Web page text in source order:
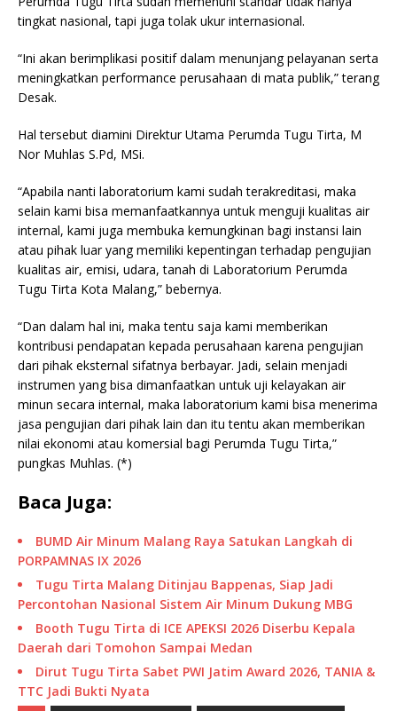
tingkat nasional, tapi juga tolak ukur internasional.
“Ini akan berimplikasi positif dalam menunjang pelayanan serta
meningkatkan performance perusahaan di mata publik,” terang
Desak.
Hal tersebut diamini Direktur Utama Perumda Tugu Tirta, M
Nor Muhlas S.Pd, MSi.
“Apabila nanti laboratorium kami sudah terakreditasi, maka
selain kami bisa memanfaatkannya untuk menguji kualitas air
internal, kami juga membuka kemungkinan bagi instansi lain
atau pihak luar yang memiliki kepentingan terhadap pengujian
kualitas air, emisi, udara, tanah di Laboratorium Perumda
Tugu Tirta Kota Malang,” bebernya.
“Dan dalam hal ini, maka tentu saja kami memberikan
kontribusi pendapatan kepada perusahaan karena pengujian
dari pihak eksternal sifatnya berbayar. Jadi, selain menjadi
instrumen yang bisa dimanfaatkan untuk uji kelayakan air
minun secara internal, maka laboratorium kami bisa menerima
jasa pengujian dari pihak lain dan itu tentu akan memberikan
nilai ekonomi atau komersial bagi Perumda Tugu Tirta,”
pungkas Muhlas. (*)
Baca Juga:
BUMD Air Minum Malang Raya Satukan Langkah di
PORPAMNAS IX 2026
Tugu Tirta Malang Ditinjau Bappenas, Siap Jadi
Percontohan Nasional Sistem Air Minum Dukung MBG
Booth Tugu Tirta di ICE APEKSI 2026 Diserbu Kepala
Daerah dari Tomohon Sampai Medan
Dirut Tugu Tirta Sabet PWI Jatim Award 2026, TANIA &
TTC Jadi Bukti Nyata